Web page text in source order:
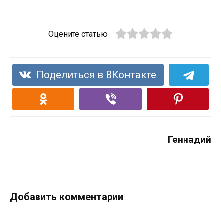
Оцените статью
Поделиться в ВКонтакте
Геннадий
Добавить комментарии